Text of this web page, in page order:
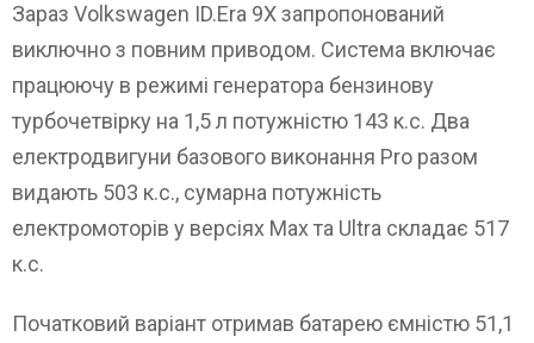
Зараз Volkswagen ID.Era 9X запропонований
виключно з повним приводом. Система включає
працюючу в режимі генератора бензинову
турбочетвірку на 1,5 л потужністю 143 к.с. Два
електродвигуни базового виконання Pro разом
видають 503 к.с., сумарна потужність
електромоторів у версіях Max та Ultra складає 517
к.с.
Початковий варіант отримав батарею ємністю 51,1